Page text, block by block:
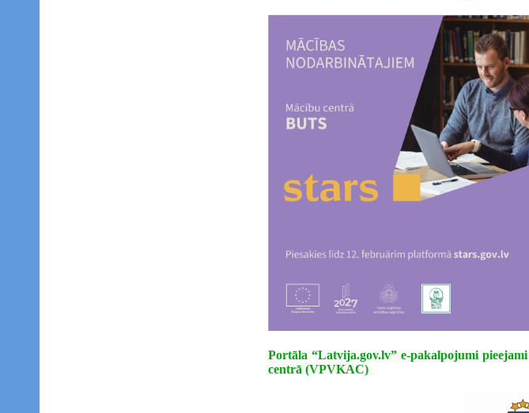
Portāla “Latvija.gov.lv” e-pakalpojumi
centrā (VPVKAC)